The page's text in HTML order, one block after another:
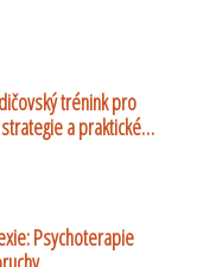
trénink pro
a praktické
Psychoterapie